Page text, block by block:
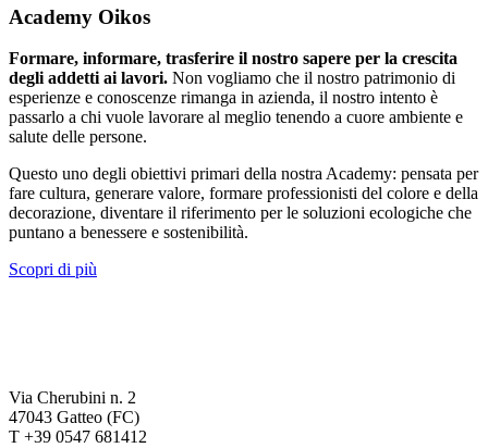
Academy Oikos
Formare, informare, trasferire il nostro sapere per la crescita
degli addetti ai lavori. Non vogliamo che il nostro patrimonio di
esperienze e conoscenze rimanga in azienda, il nostro intento è
passarlo a chi vuole lavorare al meglio tenendo a cuore ambiente e
salute delle persone.
Questo uno degli obiettivi primari della nostra Academy: pensata per
fare cultura, generare valore, formare professionisti del colore e della
decorazione, diventare il riferimento per le soluzioni ecologiche che
puntano a benessere e sostenibilità.
Scopri di più
Via Cherubini n. 2
47043 Gatteo (FC)
T +39 0547 681412